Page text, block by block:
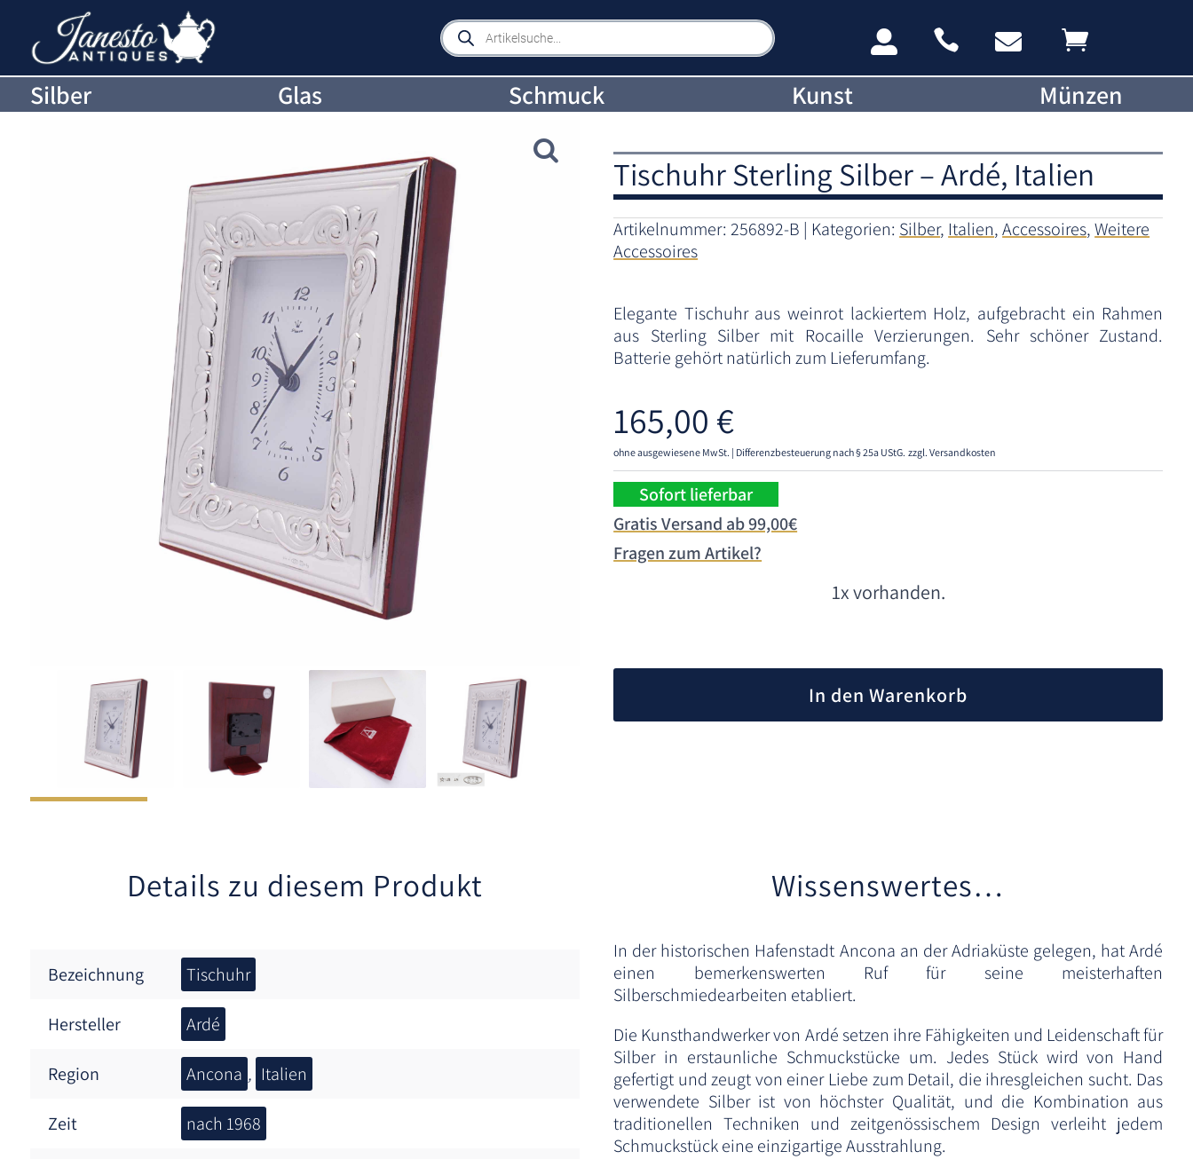
Products
search    
Silber Glas Schmuck Kunst Münzen
Tischuhr Sterling Silber – Ardé, Italien
Artikelnummer:256892-B Kategorien: Silber, Italien,Accessoires,Weitere
Accessoires
Elegante Tischuhr aus weinrot lackiertem Holz, aufgebracht ein Rahmen
aus Sterling Silber mit Rocaille Verzierungen. Sehr schöner Zustand.
Batterie gehört natürlich zum Lieferumfang.
165,00 €
ohne ausgewiesene MwSt. | Differenzbesteuerung nach § 25a UStG. zzgl. Versandkosten
Sofort lieferbar
Gratis Versand ab 99,00€
Fragen zum Artikel?
1x vorhanden.
In den Warenkorb
Details zu diesem Produkt
Bezeichnung Tischuhr
Hersteller Ardé
Region Ancona , Italien
Zeit nach 1968
Wissenswertes…
In der historischen Hafenstadt Ancona an der Adriaküste gelegen, hat Ardé
einen bemerkenswerten Ruf für seine meisterhaften
Silberschmiedearbeiten etabliert.
Die Kunsthandwerker von Ardé setzen ihre Fähigkeiten und Leidenschaft für
Silber in erstaunliche Schmuckstücke um. Jedes Stück wird von Hand
gefertigt und zeugt von einer Liebe zum Detail, die ihresgleichen sucht. Das
verwendete Silber ist von höchster Qualität, und die Kombination aus
traditionellen Techniken und zeitgenössischem Design verleiht jedem
Schmuckstück eine einzigartige Ausstrahlung.